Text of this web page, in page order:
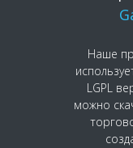
Наше
LGPL
можно